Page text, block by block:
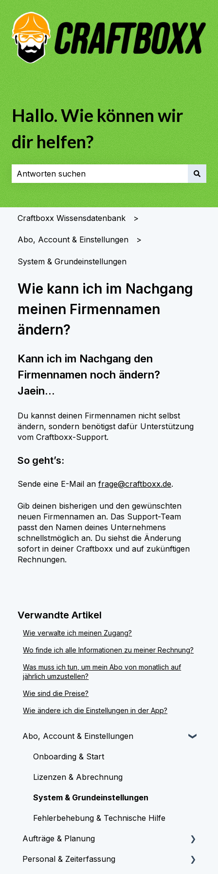
Hallo. Wie können wir
dir helfen?
Es gibt keine Vorschläge, da das Suchfeld leer ist.
Craftboxx Wissensdatenbank
Abo, Account & Einstellungen
System & Grundeinstellungen
Wie kann ich im Nachgang
meinen Firmennamen
ändern?
Kann ich im Nachgang den
Firmennamen noch ändern?
Jaein...
Du kannst deinen Firmennamen nicht selbst
ändern, sondern benötigst dafür Unterstützung
vom Craftboxx-Support.
So geht’s:
Sende eine E-Mail an frage@craftboxx.de.
Gib deinen bisherigen und den gewünschten
neuen Firmennamen an. Das Support-Team
passt den Namen deines Unternehmens
schnellstmöglich an. Du siehst die Änderung
sofort in deiner Craftboxx und auf zukünftigen
Rechnungen.
Verwandte Artikel
Wie verwalte ich meinen Zugang?
Wo finde ich alle Informationen zu meiner Rechnung?
Was muss ich tun, um mein Abo von monatlich auf
jährlich umzustellen?
Wie sind die Preise?
Wie ändere ich die Einstellungen in der App?
Abo, Account & Einstellungen
Onboarding & Start
Lizenzen & Abrechnung
System & Grundeinstellungen
Fehlerbehebung & Technische Hilfe
Aufträge & Planung
Aufträge & Termine erstellen
Personal & Zeiterfassung